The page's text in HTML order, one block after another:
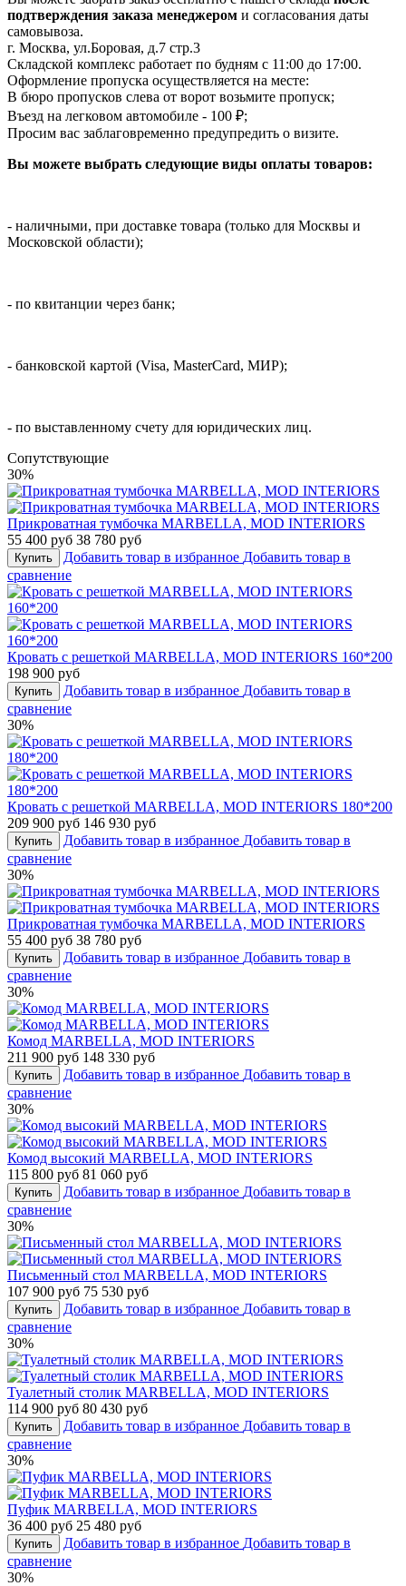
подтверждения заказа менеджером и согласования даты
самовывоза.
г. Москва, ул.Боровая, д.7 стр.3
Складской комплекс работает по будням с 11:00 до 17:00.
Оформление пропуска осуществляется на месте:
В бюро пропусков слева от ворот возьмите пропуск;
Въезд на легковом автомобиле - 100 ₽;
Просим вас заблаговременно предупредить о визите.
Вы можете выбрать следующие виды оплаты товаров:
- наличными, при доставке товара (только для Москвы и
Московской области);
- по квитанции через банк;
- банковской картой (Visa, MasterCard, МИР);
- по выставленному счету для юридических лиц.
Cопутствующие
30%
Прикроватная тумбочка MARBELLA, MOD INTERIORS
55 400 руб 38 780 руб
Купить Добавить товар в избранное Добавить товар в
сравнение
Кровать с решеткой MARBELLA, MOD INTERIORS 160*200
198 900 руб
Купить Добавить товар в избранное Добавить товар в
сравнение
30%
Кровать с решеткой MARBELLA, MOD INTERIORS 180*200
209 900 руб 146 930 руб
Купить Добавить товар в избранное Добавить товар в
сравнение
30%
Прикроватная тумбочка MARBELLA, MOD INTERIORS
55 400 руб 38 780 руб
Купить Добавить товар в избранное Добавить товар в
сравнение
30%
Комод MARBELLA, MOD INTERIORS
211 900 руб 148 330 руб
Купить Добавить товар в избранное Добавить товар в
сравнение
30%
Комод высокий MARBELLA, MOD INTERIORS
115 800 руб 81 060 руб
Купить Добавить товар в избранное Добавить товар в
сравнение
30%
Письменный стол MARBELLA, MOD INTERIORS
107 900 руб 75 530 руб
Купить Добавить товар в избранное Добавить товар в
сравнение
30%
Туалетный столик MARBELLA, MOD INTERIORS
114 900 руб 80 430 руб
Купить Добавить товар в избранное Добавить товар в
сравнение
30%
Пуфик MARBELLA, MOD INTERIORS
36 400 руб 25 480 руб
Купить Добавить товар в избранное Добавить товар в
сравнение
30%